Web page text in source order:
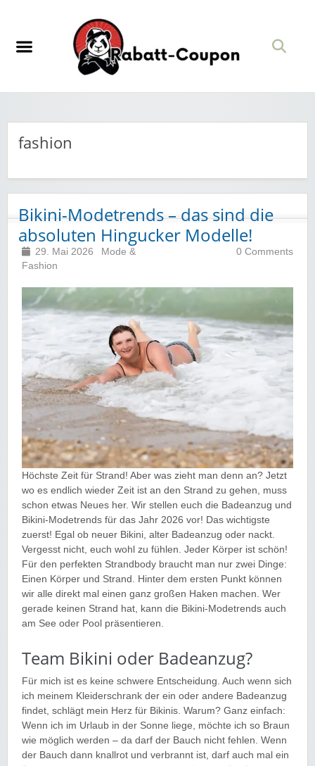
fashion
Bikini-Modetrends – das sind die
absoluten Hingucker Modelle!
29. Mai 2026
Mode &
Fashion
0 Comments
Höchste Zeit für Strand! Aber was zieht man denn an? Jetzt
wo es endlich wieder Zeit ist an den Strand zu gehen, muss
schon etwas Neues her. Wir stellen euch die Badeanzug und
Bikini-Modetrends für das Jahr 2026 vor! Das wichtigste
zuerst! Egal ob neuer Bikini, alter Badeanzug oder nackt.
Vergesst nicht, euch wohl zu fühlen. Jeder Körper ist schön!
Für den perfekten Strandbody braucht man nur zwei Dinge:
Einen Körper und Strand. Hinter dem ersten Punkt können
wir alle direkt mal einen ganz großen Haken machen. Wer
gerade keinen Strand hat, kann die Bikini-Modetrends auch
am See oder Pool präsentieren.
Team Bikini oder Badeanzug?
Für mich ist es keine schwere Entscheidung. Auch wenn sich
ich meinem Kleiderschrank der ein oder andere Badeanzug
findet, schlägt mein Herz für Bikinis. Warum? Ganz einfach:
Wenn ich im Urlaub in der Sonne liege, möchte ich so Braun
wie möglich werden – da darf der Bauch nicht fehlen. Wenn
der Bauch dann knallrot und verbrannt ist, darf auch mal ein